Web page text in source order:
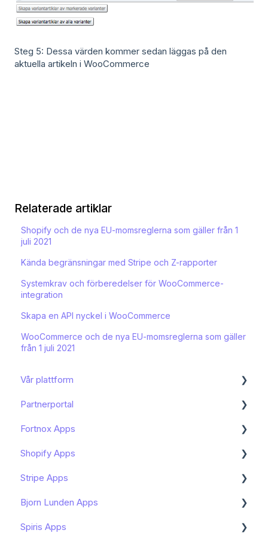
Steg 5: Dessa värden kommer sedan läggas på den
aktuella artikeln i WooCommerce
Relaterade artiklar
Shopify och de nya EU-momsreglerna som gäller från 1
juli 2021
Kända begränsningar med Stripe och Z-rapporter
Systemkrav och förberedelser för WooCommerce-
integration
Skapa en API nyckel i WooCommerce
WooCommerce och de nya EU-momsreglerna som gäller
från 1 juli 2021
Vår plattform
Kom igång
Funktioner och användning
Bokföring och moms
Mitt konto
Arbeta med artiklar
Avstämning
Partnerportal
Dashboard
Onboarding av slutkund
Avancerat
Kundhantering
Portalnställningar
Fortnox Apps
Kom igång - Fortnox Marketplace
Bokföring av Shopify - Fortnox Marketplace
Bokföring av PayPal - Fortnox Marketplace
Bokföring av Klarna - Fortnox Marketplace
Shopify Apps
Kom igång - Shopify Apps
Hantera prenumerationen av min Shopify App
Bokföring i Fortnox - Shopify Apps
Stripe Apps
Hantera prenumerationen av min Stripe App
Konfigurera din integration
Bjorn Lunden Apps
Kom igång
Spiris Apps